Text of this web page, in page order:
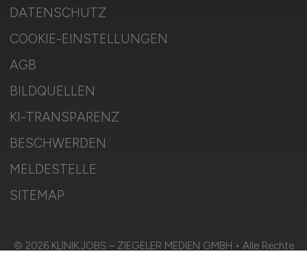
DATENSCHUTZ
COOKIE-EINSTELLUNGEN
AGB
BILDQUELLEN
KI-TRANSPARENZ
BESCHWERDEN
MELDESTELLE
SITEMAP
© 2026 KLINIK.JOBS – ZIEGELER MEDIEN GMBH • Alle Rechte